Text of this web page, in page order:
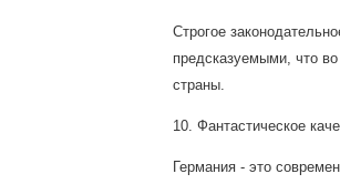
Строгое
предсказуемыми, что
страны.
10. Фантастическое
Германия - это